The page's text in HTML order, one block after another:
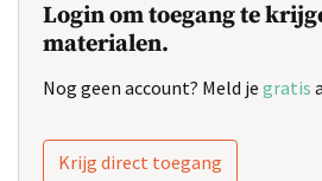
Login om toegang te
materialen.
Nog geen account? Meld je gratis
Krijg direct toegang